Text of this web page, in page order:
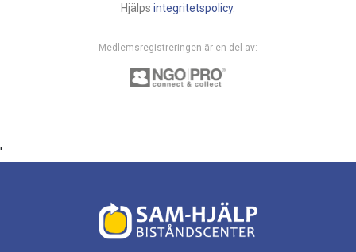
Hjälps integritetspolicy.
Medlemsregistreringen är en del av:
'